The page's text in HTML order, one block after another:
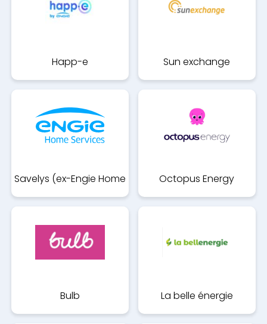
Happ-e Sun exchange
Savelys (ex-Engie Home Octopus Energy
Bulb La belle énergie